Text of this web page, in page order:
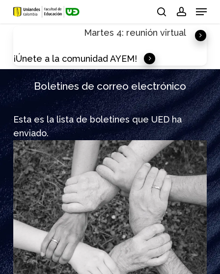
Skip
Menu
Martes 4: reunión virtual
¡Únete a la comunidad AYEM!
Boletines de correo electrónico
Esta es la lista de boletines que UED ha
enviado.